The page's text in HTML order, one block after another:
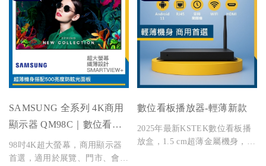
SAMSUNG 全系列 4K商用
顯示器 QM98C｜數位看板/
展示螢幕 全台租賃與販售
98吋4K超大螢幕，商用顯示器
首選，適用於展覽、門市、會議
數位看板播放器-輕薄新款
2025年最新KSTEK數位看板播
放盒，1.5 cm超薄金屬機身，